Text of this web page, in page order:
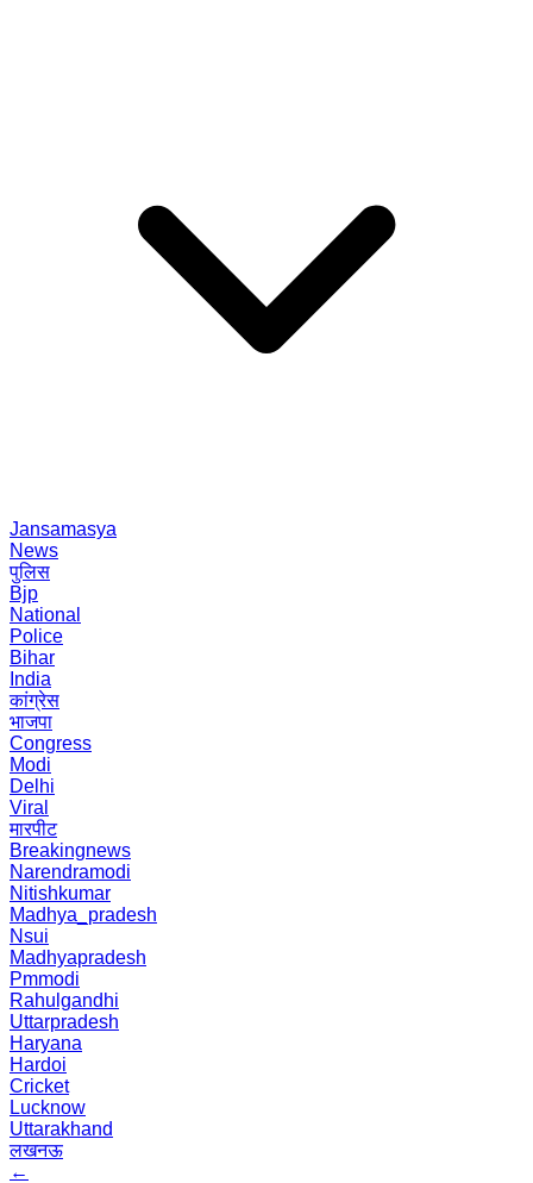
Jansamasya
News
पुलिस
Bjp
National
Police
Bihar
India
कांग्रेस
भाजपा
Congress
Modi
Delhi
Viral
मारपीट
Breakingnews
Narendramodi
Nitishkumar
Madhya_pradesh
Nsui
Madhyapradesh
Pmmodi
Rahulgandhi
Uttarpradesh
Haryana
Hardoi
Cricket
Lucknow
Uttarakhand
लखनऊ
←